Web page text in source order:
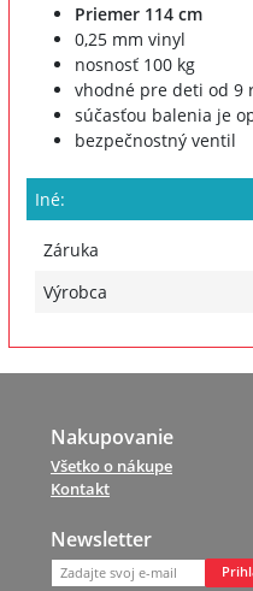
Priemer 114 cm
0,25 mm vinyl
nosnosť 100 kg
vhodné pre deti od 9
súčasťou balenia je
bezpečnostný ventil
Iné:
Záruka
Výrobca
Nakupovanie
Všetko o nákupe
Kontakt
Newsletter